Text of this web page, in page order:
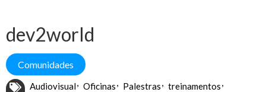
dev2world
Comunidades
Audiovisual Oficinas Palestras
treinamentos